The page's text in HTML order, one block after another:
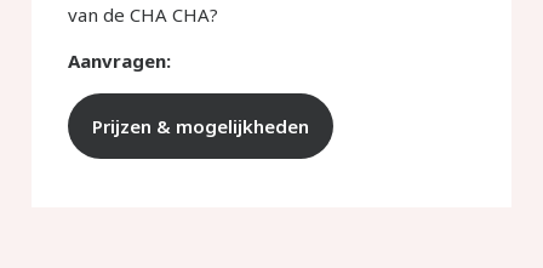
van de CHA CHA?
Aanvragen:
Prijzen & mogelijkheden